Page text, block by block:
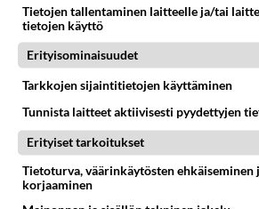
https://www.kotimaa24.fi/blogit/
tuomiokirkon-poikaprostituutio-
brasiliassa/ jälleen...
21.01.2019 16:39
Tietojen tallentaminen laitteelle ja/tai
tietojen käyttö
Erityisominaisuudet
Tarkkojen sijaintitietojen käyttäminen
Tunnista laitteet aktiivisesti pyydettyjen
Erityiset tarkoitukset
Tietoturva, väärinkäytösten ehkäiseminen
korjaaminen